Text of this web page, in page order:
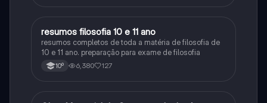
Filosofia
resumos filosofia 10 e 11 ano
resumos completos de toda a matéria de filosofia de
10 e 11 ano. preparação para exame de filosofia
10º 6,380 127